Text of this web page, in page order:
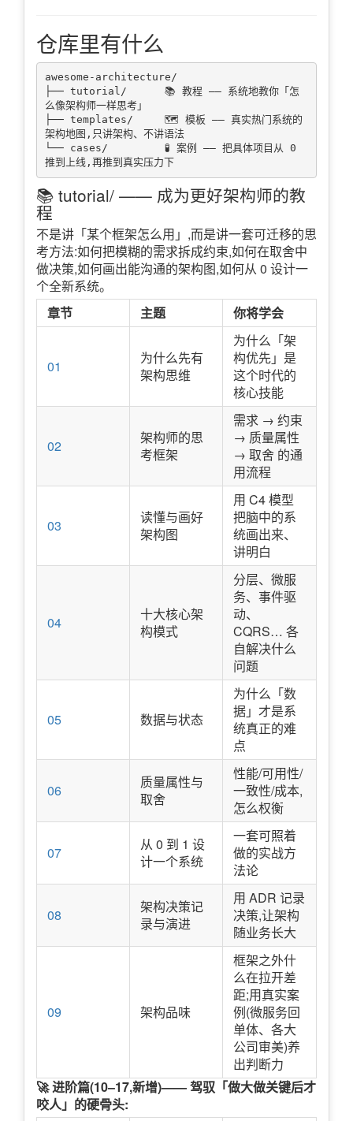
仓库里有什么
awesome-architecture/
├── tutorial/      📚 教程 —— 系统地教你「怎
么像架构师一样思考」
├── templates/     🗺️ 模板 —— 真实热门系统的
架构地图,只讲架构、不讲语法
└── cases/         🧪 案例 —— 把具体项目从 0
推到上线,再推到真实压力下
📚 tutorial/ —— 成为更好架构师的教
程
不是讲「某个框架怎么用」,而是讲一套可迁移的思
考方法:如何把模糊的需求拆成约束,如何在取舍中
做决策,如何画出能沟通的架构图,如何从 0 设计一
个全新系统。
章节
主题 你将学会
01
为什么先有
架构思维
为什么「架
构优先」是
这个时代的
核心技能
02
架构师的思
考框架
需求 → 约束
→ 质量属性
→ 取舍 的通
用流程
03
读懂与画好
架构图
用 C4 模型
把脑中的系
统画出来、
讲明白
04
十大核心架
构模式
分层、微服
务、事件驱
动、
CQRS… 各
自解决什么
问题
05 数据与状态
为什么「数
据」才是系
统真正的难
点
06
质量属性与
取舍
性能/可用性/
一致性/成本,
怎么权衡
07
从 0 到 1 设
计一个系统
一套可照着
做的实战方
法论
08
架构决策记
录与演进
用 ADR 记录
决策,让架构
随业务长大
09 架构品味
框架之外什
么在拉开差
距;用真实案
例(微服务回
单体、各大
公司审美)养
出判断力
🚀 进阶篇(10–17,新增)—— 驾驭「做大做关键后才
咬人」的硬骨头: